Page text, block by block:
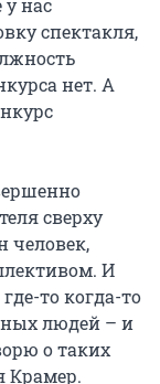
у нас
спектакля,
нет. А
сверху
человек,
И
то когда-то
людей – и
о таких
Крамер.